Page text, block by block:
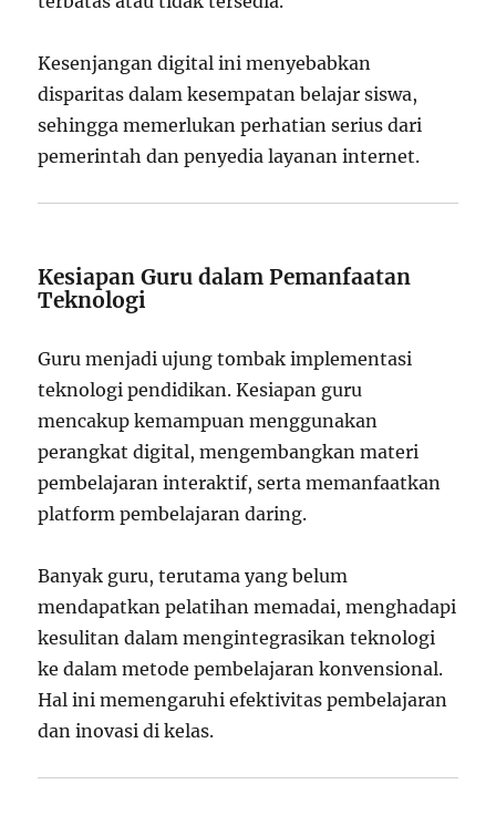
Kesenjangan digital ini menyebabkan
disparitas dalam kesempatan belajar siswa,
sehingga memerlukan perhatian serius dari
pemerintah dan penyedia layanan internet.
Kesiapan Guru dalam Pemanfaatan
Teknologi
Guru menjadi ujung tombak implementasi
teknologi pendidikan. Kesiapan guru
mencakup kemampuan menggunakan
perangkat digital, mengembangkan materi
pembelajaran interaktif, serta memanfaatkan
platform pembelajaran daring.
Banyak guru, terutama yang belum
mendapatkan pelatihan memadai, menghadapi
kesulitan dalam mengintegrasikan teknologi
ke dalam metode pembelajaran konvensional.
Hal ini memengaruhi efektivitas pembelajaran
dan inovasi di kelas.